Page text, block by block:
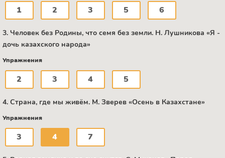
1 2 3 5 6
3. Человек без Родины, что семя без земли. Н. Лушникова «Я -
дочь казахского народа»
Упражнения
2 3 4 5
4. Страна, где мы живём. М. Зверев «Осень в Казахстане»
Упражнения
3 4 7